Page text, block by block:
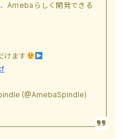
Amebaらしく開発できる
けます
(@AmebaSpindle)